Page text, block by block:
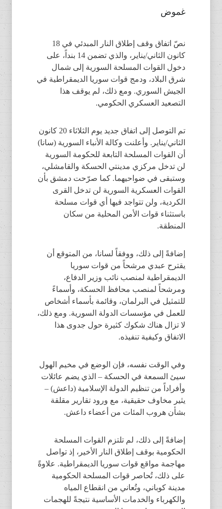
غموض
نصّ اتفاق وقف إطلاق النار المبدئي في 18
كانون الثاني/يناير، والذي تضمن 14 بنداً، على
دخول القوات المسلحة السورية إلى شمال
شرق البلاد، ودمج قوات سوريا الديمقراطية في
الجيش السوري. ومع ذلك، لم يوقف هذا
التصعيد العسكري الحكومي.
تم التوصل إلى اتفاق جديد يوم الثلاثاء 20 كانون
الثاني/يناير. وأعلنت وكالة الأنباء السورية (سانا)
أن القوات المسلحة التابعة للحكومة السورية
لن تدخل مركزي مدينتي الحسكة والقامشلي،
وستبقى في ضواحيهما. كما صرّحت دمشق بأن
القوات العسكرية السورية لن تدخل القرى
الكردية، ولن تتواجد فيها أي قوات مسلحة
باستثناء قوات الأمن المحلية من سكان
المنطقة.
إضافةً إلى ذلك، ووفقاً لسانا، من المتوقع أن
يقترح عبدي مرشحاً من قوات سوريا
الديمقراطية لمنصب نائب وزير الدفاع،
ومرشحاً لمنصب محافظ الحسكة، وأسماءً
للتمثيل في البرلمان، وقائمة بأسماء أشخاص
للعمل في مؤسسات الدولة السورية. ومع ذلك،
لا تزال هناك شكوك كثيرة حول جدوى هذا
الاتفاق وكيفية تنفيذه.
وفي الوقت نفسه، فإن الوضع في مخيم الهول
سيئ السمعة في الحسكة – الذي يضم عائلات
وأفراداً من تنظيم الدولة الإسلامية (داعش) –
يثير مخاوف حقيقية، مع ورود تقارير مقلقة
بشأن هروب المئات من أعضاء داعش.
إضافةً إلى ذلك، لم تلتزم القوات المسلحة
الحكومية بوقف إطلاق النار الأخير، إذ تواصل
مهاجمة مواقع قوات سوريا الديمقراطية. علاوةً
على ذلك، تُحاصر قوات المسلحة الحكومية
مدينة كوباني، وتُعاني من انقطاع المياه
والكهرباء والخدمات الأساسية نتيجةً للهجمات